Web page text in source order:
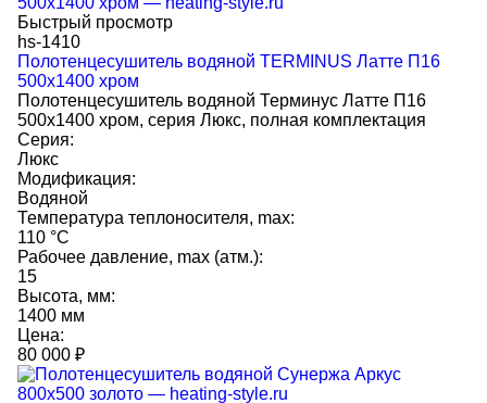
Быстрый просмотр
hs-1410
Полотенцесушитель водяной TERMINUS Латте П16
500х1400 хром
Полотенцесушитель водяной Терминус Латте П16
500х1400 хром, серия Люкс, полная комплектация
Серия:
Люкс
Модификация:
Водяной
Температура теплоносителя, max:
110 °C
Рабочее давление, max (атм.):
15
Высота, мм:
1400 мм
Цена:
80 000 ₽